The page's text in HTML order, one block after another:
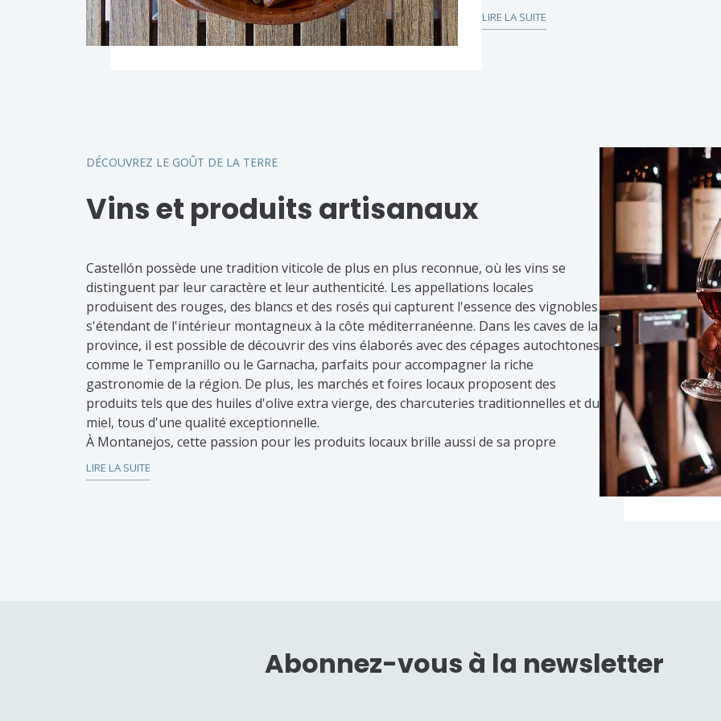
allient tradition et produits locaux. Des
Montanejos et le riz cuit avec croûte
LIRE LA SUITE
DÉCOUVREZ LE GOÛT DE LA TERRE
Vins et produits artisanaux
Castellón possède une tradition viticole de plus en plus reconnue, où les vins se
distinguent par leur caractère et leur authenticité. Les appellations locales
produisent des rouges, des blancs et des rosés qui capturent l'essence des vignobles
s'étendant de l'intérieur montagneux à la côte méditerranéenne. Dans les caves de la
province, il est possible de découvrir des vins élaborés avec des cépages autochtones
comme le Tempranillo ou le Garnacha, parfaits pour accompagner la riche
gastronomie de la région. De plus, les marchés et foires locaux proposent des
produits tels que des huiles d'olive extra vierge, des charcuteries traditionnelles et du
miel, tous d'une qualité exceptionnelle.
À Montanejos, cette passion pour les produits locaux brille aussi de sa propre
lumière. Les vins produits dans les vallées et collines voisines ont une personnalité
unique et peuvent être dégustés dans les caves de la région. Ces vins sont le
LIRE LA SUITE
Abonnez-vous à la newsletter